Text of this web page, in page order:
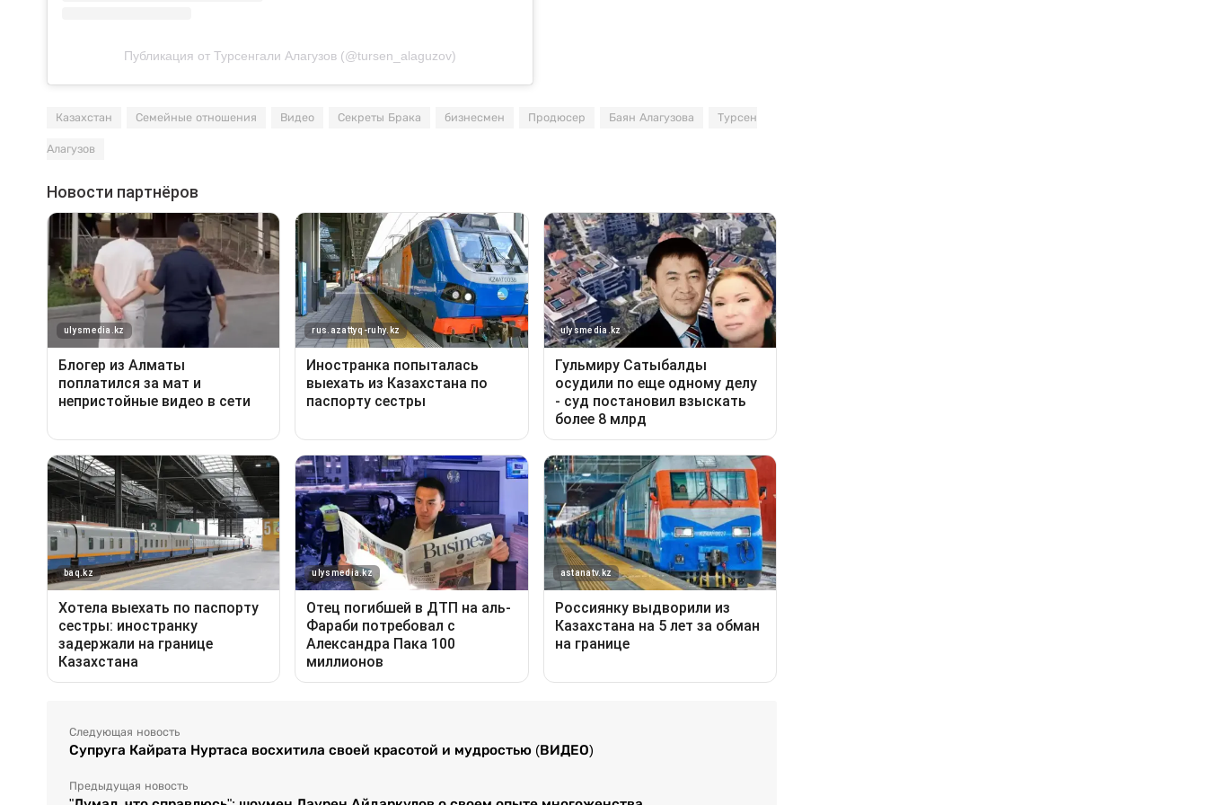
Публикация от Турсенгали Алагузов (@tursen_alaguzov)
Казахстан Семейные отношения Видео Секреты Брака бизнесмен Продюсер Баян Алагузова Турсен
Алагузов
Следующая новость
Супруга Кайрата Нуртаса восхитила своей красотой и мудростью (ВИДЕО)
Предыдущая новость